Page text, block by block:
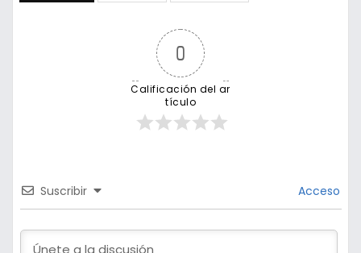
0
Calificación del ar
tículo
Suscribir Acceso